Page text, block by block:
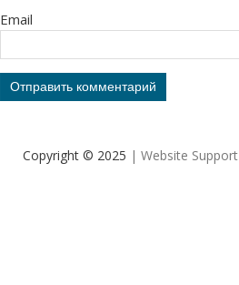
Email
Copyright © 2025 | Website Support